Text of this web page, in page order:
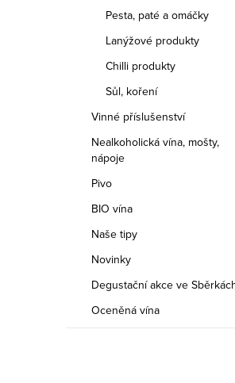
Pesta, paté a omáčky
Lanýžové produkty
Chilli produkty
Sůl, koření
Vinné příslušenství
Nealkoholická vína, mošty,
nápoje
Pivo
BIO vína
Naše tipy
Novinky
Degustační akce ve
Oceněná vína